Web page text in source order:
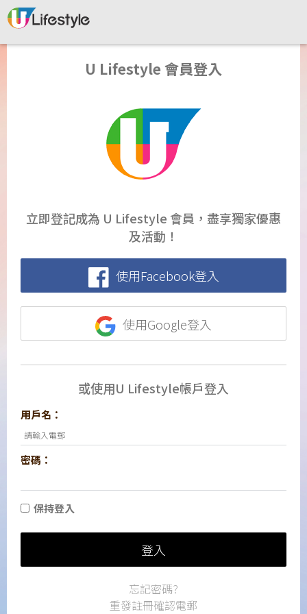
U Lifestyle 會員登入
立即登記成為 U Lifestyle 會員，盡享獨家優惠
及活動！
使用Facebook登入
使用Google登入
或使用U Lifestyle帳戶登入
用戶名：
密碼：
保持登入
登入
忘記密碼?
重發註冊確認電郵